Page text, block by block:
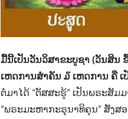
ມື້ນີ້ເປັນວັນວິສາຂະບູຊາ (ວັນສິນ
ເຫດການສຳຄັນ ໓ ເຫດການ ຄື ເ
ຕໍ່ມາໄດ້ “ຕັສສະຮູ້” ເປັນພຣະສັມ
“ພຣະມະຫາກະຣຸນາທິຄຸນ” ສັ່ງສ